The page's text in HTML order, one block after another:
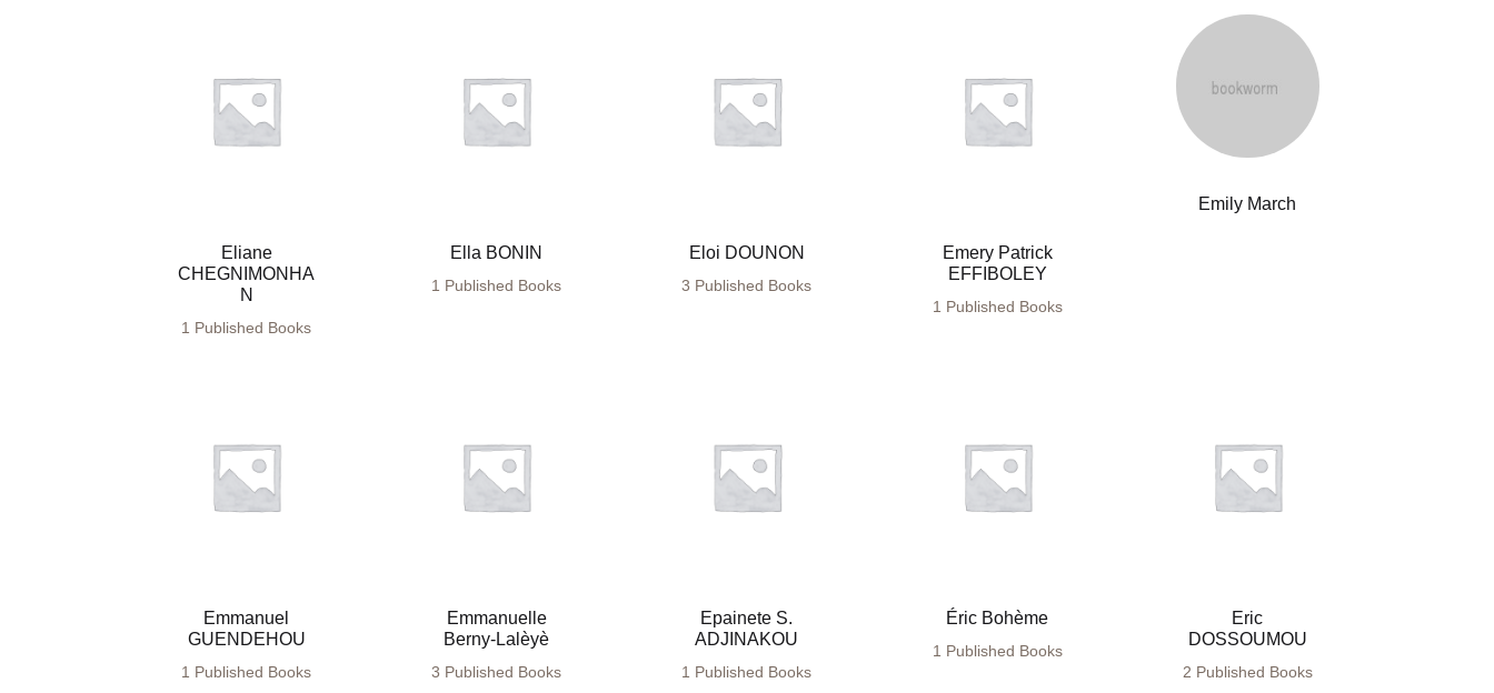
Eliane
CHEGNIMONHA
N
1 Published Books
Ella BONIN
1 Published Books
Eloi DOUNON
3 Published Books
Emery Patrick
EFFIBOLEY
1 Published Books
Emily March
Emmanuel
GUENDEHOU
1 Published Books
Emmanuelle
Berny-Lalèyè
3 Published Books
Epainete S.
ADJINAKOU
1 Published Books
Éric Bohème
1 Published Books
Eric
DOSSOUMOU
2 Published Books